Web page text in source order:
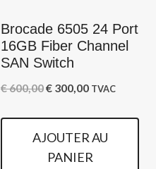
Brocade 6505 24 Port
16GB Fiber Channel
SAN Switch
€600,00Le
initial
était :
€ 300,00Le
actuel
est :
TVAC
AJOUTER AU
PANIER